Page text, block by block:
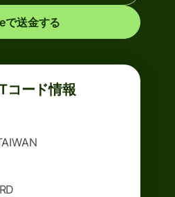
で送金する
コード情報